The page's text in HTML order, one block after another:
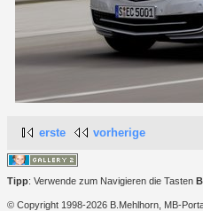
erste vorherige
Tipp: Verwende zum Navigieren die Tasten B
© Copyright 1998-2026 B.Mehlhorn, MB-